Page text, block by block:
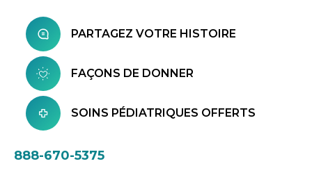
PARTAGEZ VOTRE HISTOIRE
FAÇONS DE DONNER
SOINS PÉDIATRIQUES OFFERTS
888-670-5375